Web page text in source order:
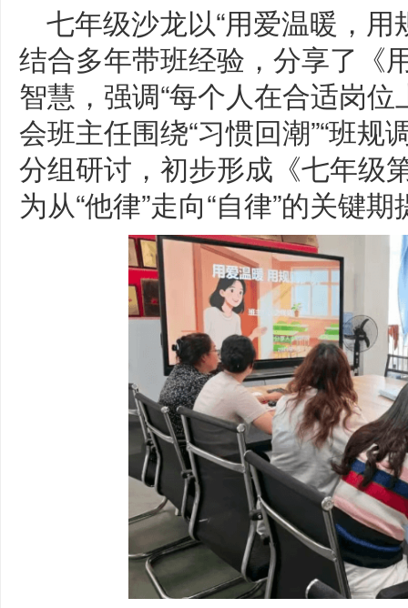
七年级沙龙以“用爱温暖，
结合多年带班经验，分享了《
智慧，强调“每个人在合适岗
会班主任围绕“习惯回潮”“班规
分组研讨，初步形成《七年级
为从“他律”走向“自律”的关键